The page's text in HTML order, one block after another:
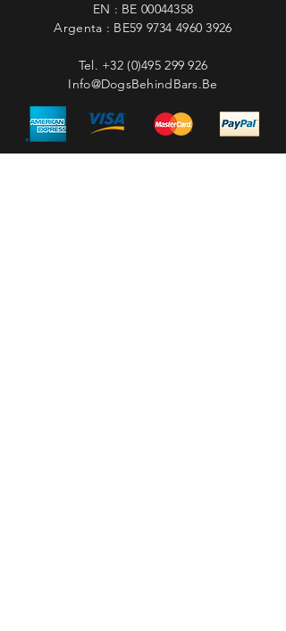
EN : BE 00044358
Argenta : BE59 9734 4960 3926
Tel. +32 (0)495 299 926
Info@DogsBehindBars.Be